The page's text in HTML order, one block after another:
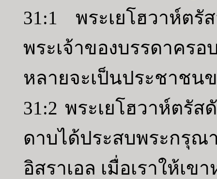
31:1 พระเยโฮวาห์ตรั
พระเจ้าของบรรดาครอ
หลายจะเป็นประชาชนข
31:2 พระเยโฮวาห์ตรั
ดาบได้ประสบพระก
อิสราเอล เมื่อเราให้เข